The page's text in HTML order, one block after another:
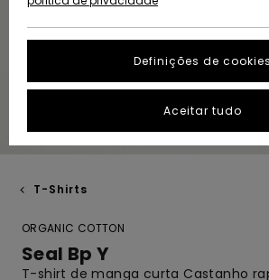
T-Shirts
ORGANIC COTTON
Seal Bp Y
T-shirt de manga curta Castanho
Definições de cookies
Aceitar tudo